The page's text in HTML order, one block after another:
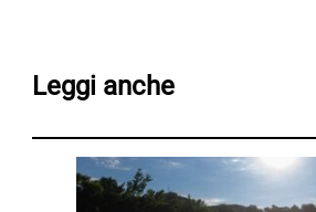
Leggi anche